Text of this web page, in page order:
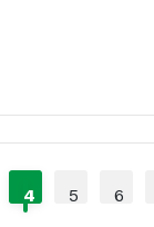
4 5 6